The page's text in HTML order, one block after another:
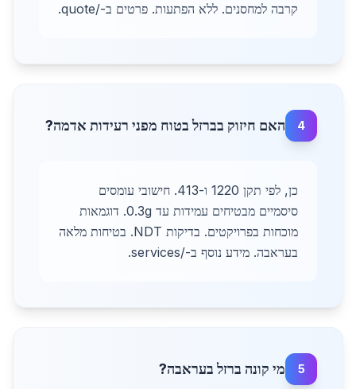
קרבה למחסנים. ללא הפתעות. פרטים ב-/quote.
4 האם חיזוק בברזל בטוח מפני רעידות אדמה?
כן, לפי תקן 1220 ו-413. חישובי עומסים
סיסמיים מבטיחים עמידות עד 0.3g. דוגמאות
מוכחות בפרויקטים. בדיקות NDT. בטיחות מלאה
בעראבה. מידע נוסף ב-/services.
5 מי קונה ברזל בעראבה?